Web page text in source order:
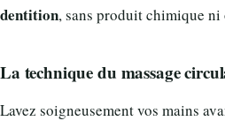
dentition, sans produit chimique ni
La technique du massage
Lavez soigneusement vos mains